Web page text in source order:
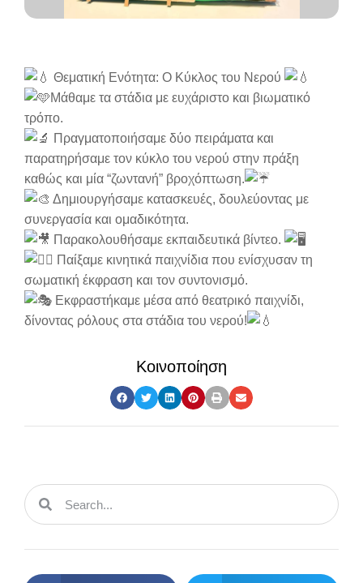
Θεματική Ενότητα: Ο Κύκλος του Νερού
Μάθαμε τα στάδια με ευχάριστο και βιωματικό
τρόπο.
Πραγματοποιήσαμε δύο πειράματα και
παρατηρήσαμε τον κύκλο του νερού στην πράξη
καθώς και μία “ζωντανή” βροχόπτωση.
Δημιουργήσαμε κατασκευές, δουλεύοντας με
συνεργασία και ομαδικότητα.
Παρακολουθήσαμε εκπαιδευτικά βίντεο.
Παίξαμε κινητικά παιχνίδια που ενίσχυσαν τη
σωματική έκφραση και τον συντονισμό.
Εκφραστήκαμε μέσα από θεατρικό παιχνίδι,
δίνοντας ρόλους στα στάδια του νερού!
Κοινοποίηση